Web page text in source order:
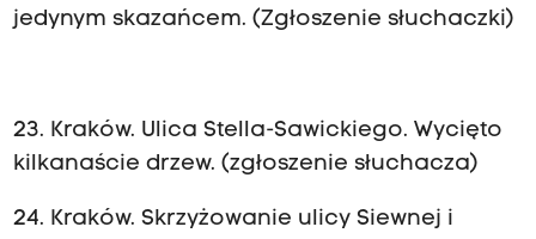
jedynym skazańcem. (Zgłoszenie słuchaczki)
23. Kraków. Ulica Stella-Sawickiego. Wycięto
kilkanaście drzew. (zgłoszenie słuchacza)
24. Kraków. Skrzyżowanie ulicy Siewnej i